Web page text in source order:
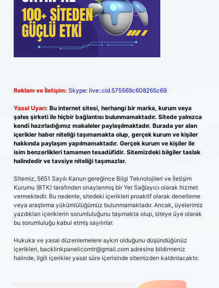
Reklam ve İletişim: Skype: live:.cid.575569c608265c69
Yasal Uyarı: Bu internet sitesi, herhangi bir marka, kurum veya
şahıs şirketi ile hiçbir bağlantısı bulunmamaktadır. Sitede yalnızca
kendi hazırladığımız makaleler paylaşılmaktadır. Burada yer alan
içerikler haber niteliği taşımamakta olup, gerçek kurum ve kişiler
hakkında paylaşım yapılmamaktadır. Gerçek kurum ve kişiler ile
isim benzerlikleri tamamen tesadüfidir. Sitemizdeki bilgiler taslak
halindedir ve tavsiye niteliği taşımazlar.
Sitemiz, 5651 Sayılı Kanun gereğince Bilgi Teknolojileri ve İletişim
Kurumu (BTK) tarafından onaylanmış bir Yer Sağlayıcı olarak hizmet
vermektedir. Bu nedenle, sitedeki içerikleri proaktif olarak denetleme
veya araştırma yükümlülüğümüz bulunmamaktadır. Ancak, üyelerimiz
yazdıkları içeriklerin sorumluluğunu taşımakta olup, siteye üye olarak
bu sorumluluğu kabul etmiş sayılırlar.
Hukuka ve yasal düzenlemelere aykırı olduğunu düşündüğünüz
içerikleri, backlinkpanelicomtr@gmail.com adresine bildirmeniz
halinde, ilgili içerikler yasal süre içerisinde sitemizden kaldırılacaktır.